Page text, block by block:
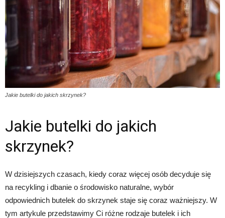
Jakie butelki do jakich skrzynek?
Jakie butelki do jakich
skrzynek?
W dzisiejszych czasach, kiedy coraz więcej osób decyduje się
na recykling i dbanie o środowisko naturalne, wybór
odpowiednich butelek do skrzynek staje się coraz ważniejszy. W
tym artykule przedstawimy Ci różne rodzaje butelek i ich